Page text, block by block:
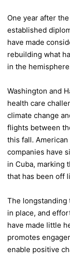
One year after
established
have made
rebuilding what
in the
Washington and
health care
climate change
flights between
this fall.
companies have
in Cuba, marking
that has been off
The longstanding
in place, and
have made little
promotes
enable positive